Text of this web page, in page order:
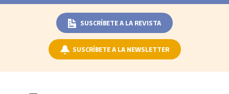
SUSCRÍBETE A LA REVISTA
SUSCRÍBETE A LA NEWSLETTER